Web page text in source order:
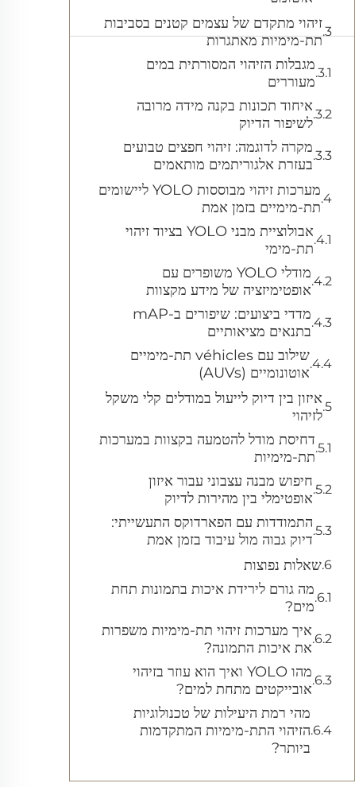
זיהוי מתקדם של עצמים קטנים בסביבות
תת-מימיות מאתגרות
מגבלות הזיהוי המסורתית במים
מעוררים
איחוד תכונות בקנה מידה מרובה
לשיפור הדיוק
מקרה לדוגמה: זיהוי חפצים טבועים
בעזרת אלגוריתמים מותאמים
מערכות זיהוי מבוססות YOLO ליישומים
תת-מימיים בזמן אמת
אבולוציית מבני YOLO בציוד זיהוי
תת-מימי
מודלי YOLO משופרים עם
אופטימיזציה של מידע מקצוות
מדדי ביצועים: שיפורים ב-mAP
בתנאים מציאותיים
שילוב עם véhicles תת-מימיים
אוטונומיים (AUVs)
איזון בין דיוק לייעול במודלים קלי משקל
לזיהוי
דחיסת מודל להטמעה בקצוות במערכות
תת-מימיות
חיפוש מבנה עצבוני עבור איזון
אופטימלי בין מהירות לדיוק
התמודדות עם הפארדוקס התעשייתי:
דיוק גבוה מול עיבוד בזמן אמת
שאלות נפוצות
מה גורם לירידת איכות בתמונות תחת
מים?
איך מערכות זיהוי תת-מימיות משפרות
את איכות התמונה?
מהו YOLO ואיך הוא עוזר בזיהוי
אובייקטים מתחת למים?
מהי רמת היעילות של טכנולוגיות
הזיהוי התת-מימיות המתקדמות
ביותר?